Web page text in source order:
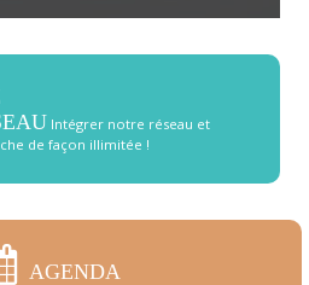
Intégrer notre réseau et
de façon illimitée !
AGENDA